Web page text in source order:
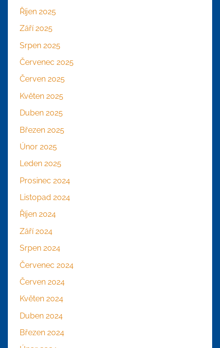
Říjen 2025
Září 2025
Srpen 2025
Červenec 2025
Červen 2025
Květen 2025
Duben 2025
Březen 2025
Únor 2025
Leden 2025
Prosinec 2024
Listopad 2024
Říjen 2024
Září 2024
Srpen 2024
Červenec 2024
Červen 2024
Květen 2024
Duben 2024
Březen 2024